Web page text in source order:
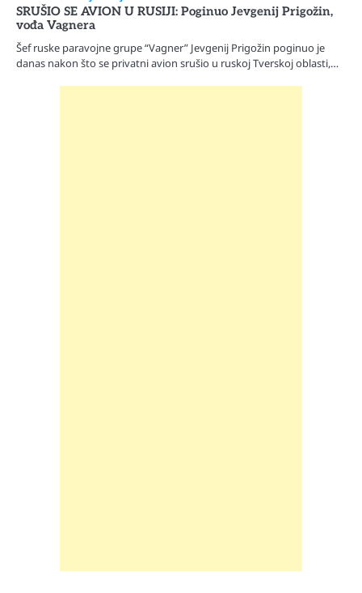
SRUŠIO SE AVION U RUSIJI: Poginuo Jevgenij Prigožin,
vođa Vagnera
Šef ruske paravojne grupe “Vagner” Jevgenij Prigožin poginuo je
danas nakon što se privatni avion srušio u ruskoj Tverskoj oblasti,…